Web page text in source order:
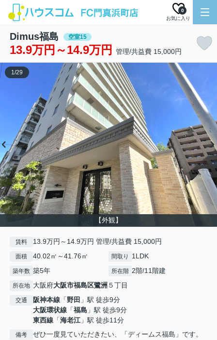
お気に入り
0
Dimus福島 空室15
13.9万円～14.9万円 管理/共益費 15,000円
【外観】
1/29
賃料 13.9万円～14.9万円 管理/共益費 15,000円
面積 40.02㎡～41.76㎡ 間取り 1LDK
築年数 築5年 所在階 2階/11階建
所在地 大阪府大阪市福島区鷺洲 ５丁目
交通 阪神本線 「野田 」駅 徒歩9分
大阪環状線 「福島 」駅 徒歩9分
東西線 「海老江」駅 徒歩11分
備考
ぜひ一度見ていただきたい、「ディームス福島」です。